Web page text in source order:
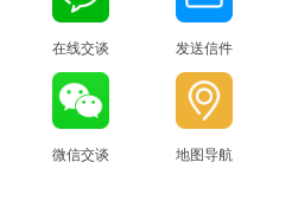
在线交谈 发送信件
微信交谈 地图导航